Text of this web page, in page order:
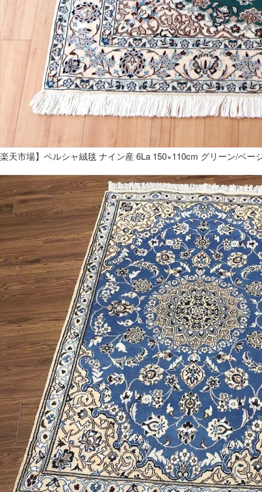
楽天市場】ペルシャ絨毯 ナイン産 6La 150×110cm グリーン/ベー